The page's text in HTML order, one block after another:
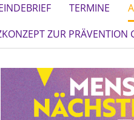
TERMINE
ZUR PRÄVENTION